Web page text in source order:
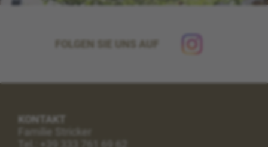
FOLGEN SIE UNS AUF
KONTAKT
Familie Stricker
Tel.:
+39 333 761 69 62